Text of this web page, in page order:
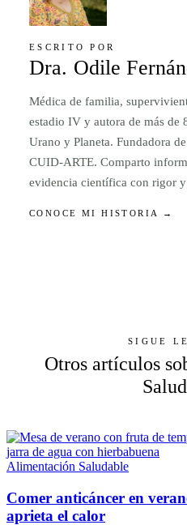
ESCRITO POR
Dra. Odile
Médica de familia,
estadio IV y autora de más de
Urano y Planeta. Fundadora
CUID-ARTE. Comparto
evidencia científica con rigor
CONOCE MI HISTORIA →
SIGUE
Otros artículos
Alimentación Saludable
Comer anticáncer en
aprieta el calor